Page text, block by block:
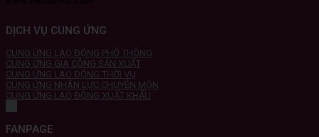
DỊCH VỤ CUNG ỨNG
CUNG ỨNG LAO ĐỘNG PHỔ THÔNG
CUNG ỨNG GIA CÔNG SẢN XUẤT
CUNG ỨNG LAO ĐỘNG THỜI VỤ
CUNG ỨNG NHÂN LỰC CHUYÊN MÔN
CUNG ỨNG LAO ĐỘNG XUẤT KHẨU
FANPAGE